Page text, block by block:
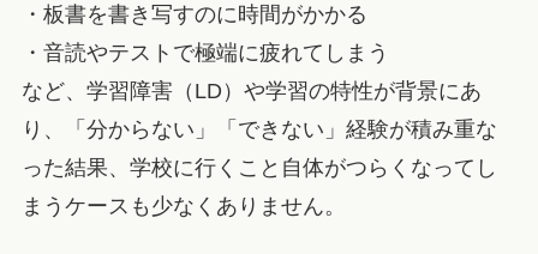
・板書を書き写すのに時間がかかる
・音読やテストで極端に疲れてしまう
など、学習障害（LD）や学習の特性が背景にあ
り、「分からない」「できない」経験が積み重な
った結果、学校に行くこと自体がつらくなってし
まうケースも少なくありません。